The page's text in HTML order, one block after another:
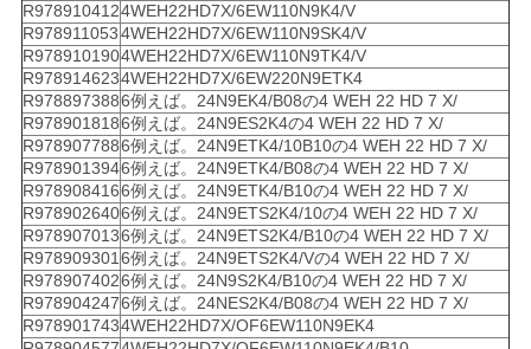
R9789104124WEH22HD7X/6EW110N9K4/V
R9789110534WEH22HD7X/6EW110N9SK4/V
R9789101904WEH22HD7X/6EW110N9TK4/V
R9789146234WEH22HD7X/6EW220N9ETK4
R9788973886例えば。24N9EK4/B08の4 WEH 22 HD 7 X/
R9789018186例えば。24N9ES2K4の4 WEH 22 HD 7 X/
R9789077886例えば。24N9ETK4/10B10の4 WEH 22 HD 7 X/
R9789013946例えば。24N9ETK4/B08の4 WEH 22 HD 7 X/
R9789084166例えば。24N9ETK4/B10の4 WEH 22 HD 7 X/
R9789026406例えば。24N9ETS2K4/10の4 WEH 22 HD 7 X/
R9789070136例えば。24N9ETS2K4/B10の4 WEH 22 HD 7 X/
R9789093016例えば。24N9ETS2K4/Vの4 WEH 22 HD 7 X/
R9789074026例えば。24N9S2K4/B10の4 WEH 22 HD 7 X/
R9789042476例えば。24NES2K4/B08の4 WEH 22 HD 7 X/
R9789017434WEH22HD7X/OF6EW110N9EK4